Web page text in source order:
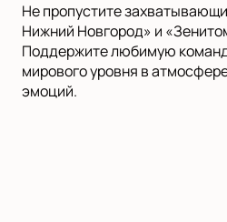
Не пропустите
Нижний Новгород» и
Поддержите любимую
мирового уровня в
эмоций.